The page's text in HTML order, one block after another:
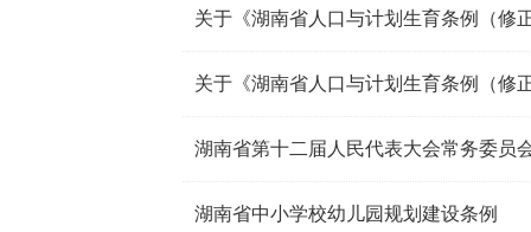
关于《湖南省人口与计划生育条例（修
关于《湖南省人口与计划生育条例（修
湖南省第十二届人民代表大会常务委员
湖南省中小学校幼儿园规划建设条例